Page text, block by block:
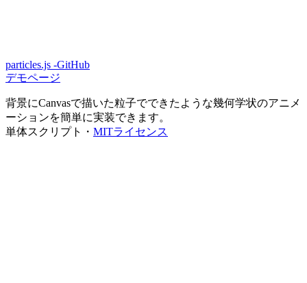
particles.js -GitHub
デモページ
背景にCanvasで描いた粒子でできたような幾何学状のアニメ
ーションを簡単に実装できます。
単体スクリプト・ MITライセンス